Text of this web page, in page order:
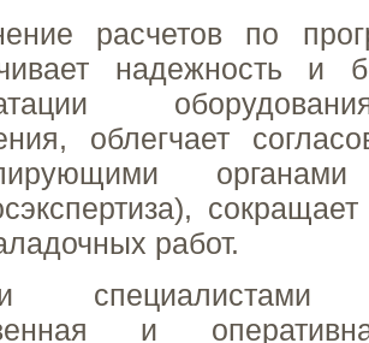
расчетов по
надежность и
облегчает
органами
работ.
специалистами
и